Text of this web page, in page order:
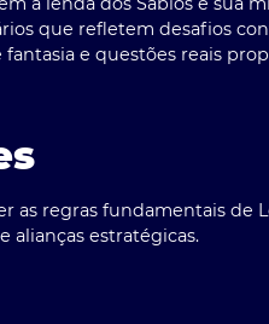
que refletem desafios
e questões reais
as regras fundamentais de
alianças estratégicas.